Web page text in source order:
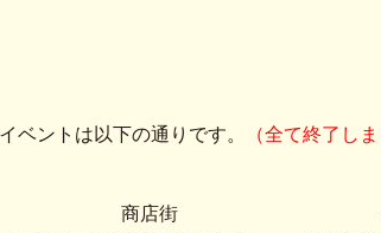
ントは以下の通りです。 （全て終了しま
商店街